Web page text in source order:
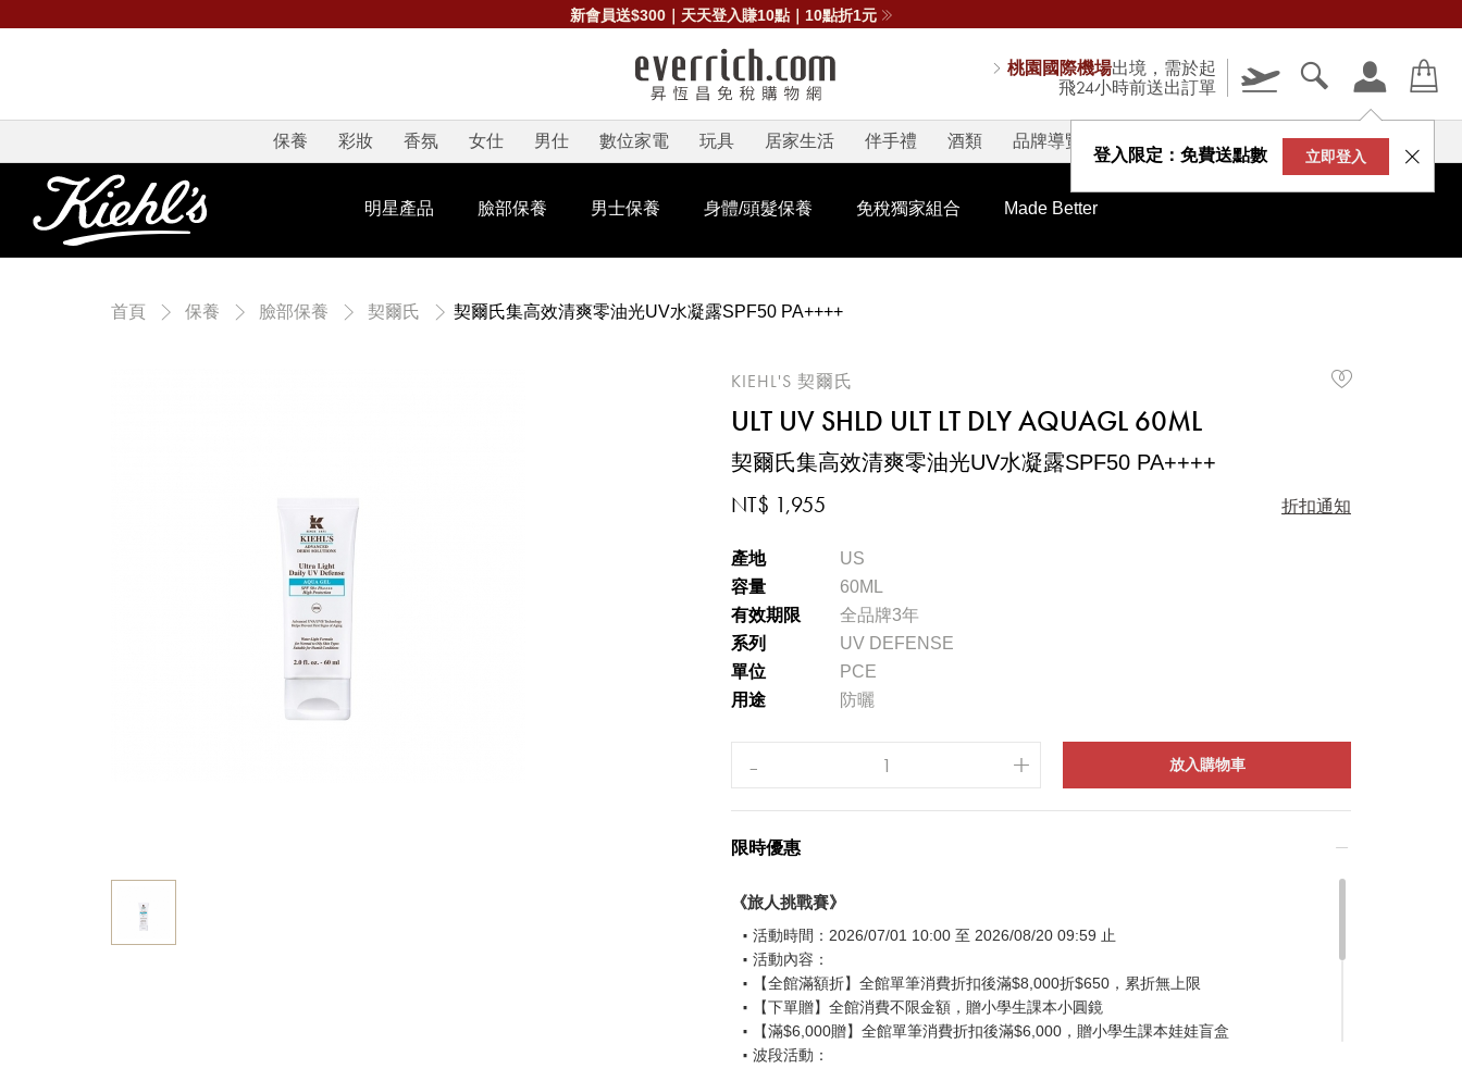
新會員送$300｜天天登入賺10點｜10點折1元
桃園國際機場出境，需於起
飛24小時前送出訂單
登入限定：免費送點數 立即登入
保養 彩妝 香氛 女仕 男仕 數位家電 玩具 居家生活 伴手禮 酒類 品牌導覽 V-STORY
明星產品 臉部保養 男士保養 身體/頭髮保養 免稅獨家組合 Made Better
首頁 保養 臉部保養 契爾氏 契爾氏集高效清爽零油光UV水凝露SPF50 PA++++
KIEHL'S 契爾氏
ULT UV SHLD ULT LT DLY AQUAGL 60ML
契爾氏集高效清爽零油光UV水凝露SPF50 PA++++
NT$ 1,955 折扣通知
產地
US
容量
60ML
有效期限
全品牌3年
系列
UV DEFENSE
單位
PCE
用途
防曬
放入購物車
限時優惠
《旅人挑戰賽》
活動時間：2026/07/01 10:00 至 2026/08/20 09:59 止
活動內容：
【全館滿額折】全館單筆消費折扣後滿$8,000折$650，累折無上限
【下單贈】全館消費不限金額，贈小學生課本小圓鏡
【滿$6,000贈】全館單筆消費折扣後滿$6,000，贈小學生課本娃娃盲盒
波段活動：